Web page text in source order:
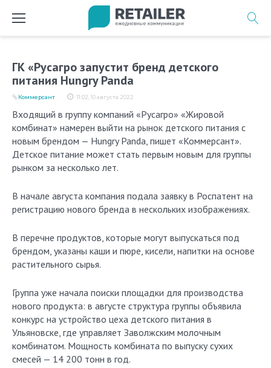
ГК «Русагро запустит бренд детского
питания Hungry Panda
11:02, 10 августа 2022
Коммерсант
Входящий в группу компаний «Русагро» «Жировой
комбинат» намерен выйти на рынок детского питания с
новым брендом — Hungry Panda, пишет «Коммерсант».
Детское питание может стать первым новым для группы
рынком за несколько лет.
В начале августа компания подала заявку в Роспатент на
регистрацию нового бренда в нескольких изображениях.
В перечне продуктов, которые могут выпускаться под
брендом, указаны каши и пюре, кисели, напитки на основе
растительного сырья.
Группа уже начала поиски площадки для производства
нового продукта: в августе структура группы объявила
конкурс на устройство цеха детского питания в
Ульяновске, где управляет Заволжским молочным
комбинатом. Мощность комбината по выпуску сухих
смесей — 14 200 тонн в год.